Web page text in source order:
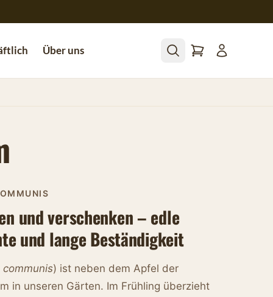
Über uns
und verschenken – edle
und lange Beständigkeit
communis) ist neben dem Apfel der
in unseren Gärten. Im Frühling überzieht